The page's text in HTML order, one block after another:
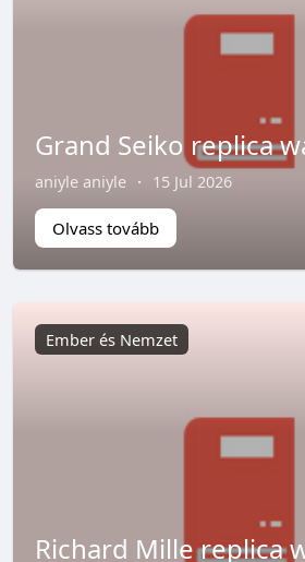
Grand Seiko replica
aniyle aniyle · 15 Jul 2026
Olvass tovább
Ember és Nemzet
Richard Mille replica